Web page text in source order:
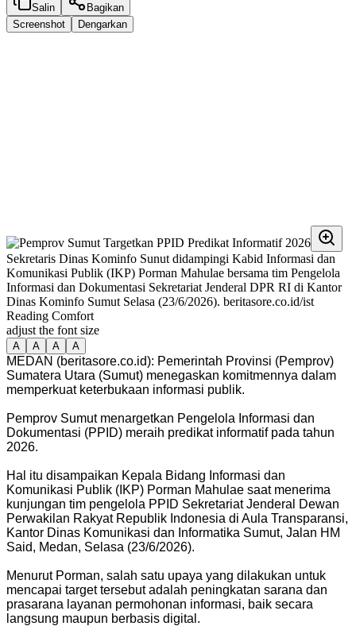
Salin
Bagikan
Screenshot
Dengarkan
Sekretaris Dinas Kominfo Sunut didampingi Kabid Informasi dan
Komunikasi Publik (IKP) Porman Mahulae bersama tim Pengelola
Informasi dan Dokumentasi Sekretariat Jenderal DPR RI di Kantor
Dinas Kominfo Sumut Selasa (23/6/2026). beritasore.co.id/ist
Reading Comfort
adjust the font size
A A A A
MEDAN (beritasore.co.id): Pemerintah Provinsi (Pemprov)
Sumatera Utara (Sumut) menegaskan komitmennya dalam
memperkuat keterbukaan informasi publik.
Pemprov Sumut menargetkan Pengelola Informasi dan
Dokumentasi (PPID) meraih predikat informatif pada tahun
2026.
Hal itu disampaikan Kepala Bidang Informasi dan
Komunikasi Publik (IKP) Porman Mahulae saat menerima
kunjungan tim pengelola PPID Sekretariat Jenderal Dewan
Perwakilan Rakyat Republik Indonesia di Aula Transparansi,
Kantor Dinas Komunikasi dan Informatika Sumut, Jalan HM
Said, Medan, Selasa (23/6/2026).
Menurut Porman, salah satu upaya yang dilakukan untuk
mencapai target tersebut adalah peningkatan sarana dan
prasarana layanan permohonan informasi, baik secara
langsung maupun berbasis digital.